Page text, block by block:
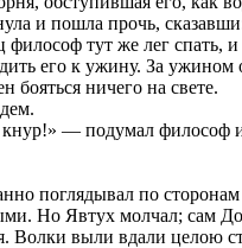
и пошла прочь,
философ тут же лег спать,
его к ужину. За ужином
бояться ничего на свете.
— подумал философ
поглядывал по сторонам
Но Явтух молчал; сам
Волки выли вдали целою